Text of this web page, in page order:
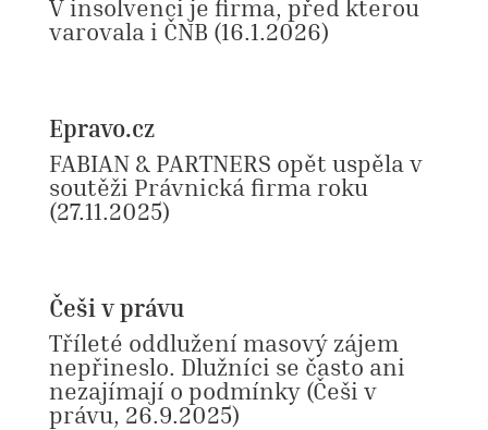
V insolvenci je firma, před kterou
varovala i ČNB (16.1.2026)
Epravo.cz
FABIAN & PARTNERS opět uspěla v
soutěži Právnická firma roku
(27.11.2025)
Češi v právu
Tříleté oddlužení masový zájem
nepřineslo. Dlužníci se často ani
nezajímají o podmínky (Češi v
právu, 26.9.2025)